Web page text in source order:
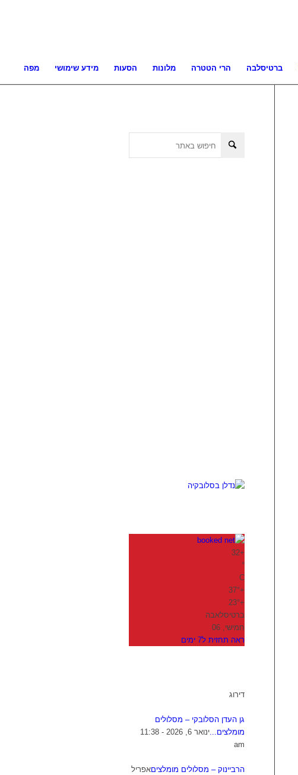
מפה מידע שימושי הסעות מלונות הרי הטטרה ברטיסלבה
+
32
°
C
+
37°
+
23°
ברטיסלאבה
חמישי, 06
ראה תחזית ל7 ימים
דירוג
גן העדן הסלובקי – מסלולים
מומלצים...
ינואר 6, 2026 - 11:38
am
הרביינוק – מסלולים מומלציםאפריל